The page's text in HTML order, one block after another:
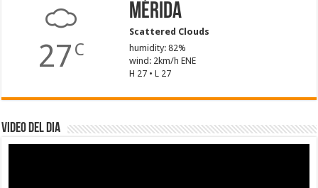
27 C
Mérida
Scattered Clouds
humidity: 82%
wind: 2km/h ENE
H 27 • L 27
Video del dia